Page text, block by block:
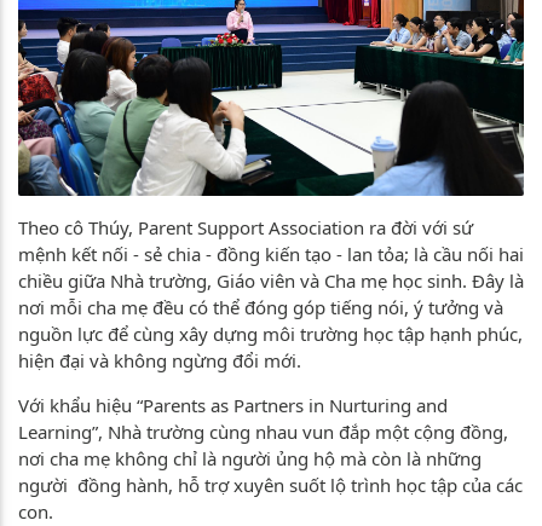
Theo cô Thúy, Parent Support Association ra đời với sứ
mệnh kết nối - sẻ chia - đồng kiến tạo - lan tỏa; là cầu nối hai
chiều giữa Nhà trường, Giáo viên và Cha mẹ học sinh. Đây là
nơi mỗi cha mẹ đều có thể đóng góp tiếng nói, ý tưởng và
nguồn lực để cùng xây dựng môi trường học tập hạnh phúc,
hiện đại và không ngừng đổi mới.
Với khẩu hiệu “Parents as Partners in Nurturing and
Learning”, Nhà trường cùng nhau vun đắp một cộng đồng,
nơi cha mẹ không chỉ là người ủng hộ mà còn là những
người đồng hành, hỗ trợ xuyên suốt lộ trình học tập của các
con.